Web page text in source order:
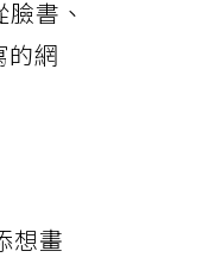
書、
的網
想畫